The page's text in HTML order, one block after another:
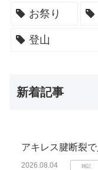
お祭り
登山
新着記事
アキレス腱断裂
2026.08.04 雑記